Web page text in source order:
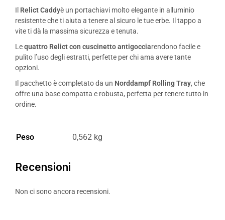
Il Relict Caddyè un portachiavi molto elegante in alluminio
resistente che ti aiuta a tenere al sicuro le tue erbe. Il tappo a
vite ti dà la massima sicurezza e tenuta.
Lequattro Relict con cuscinetto antigocciarendono facile e
pulito l’uso degli estratti, perfette per chi ama avere tante
opzioni.
Il pacchetto è completato da un Norddampf Rolling Tray, che
offre una base compatta e robusta, perfetta per tenere tutto in
ordine.
Peso 0,562 kg
Recensioni
Non ci sono ancora recensioni.